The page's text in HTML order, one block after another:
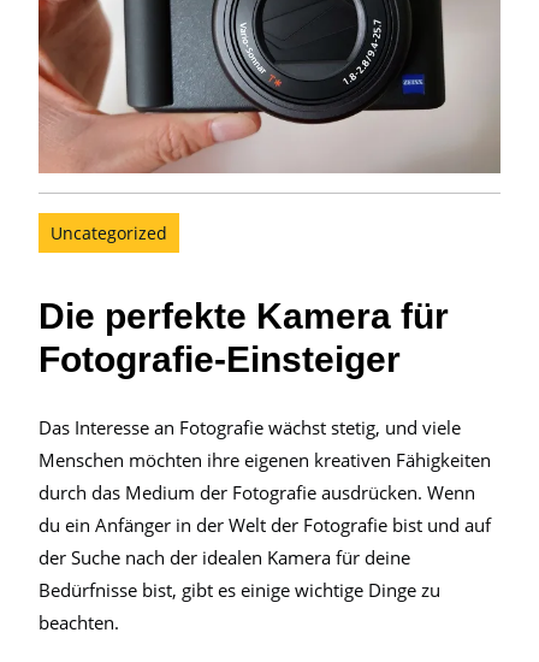
Uncategorized
Die perfekte Kamera für
Fotografie-Einsteiger
Das Interesse an Fotografie wächst stetig, und viele
Menschen möchten ihre eigenen kreativen Fähigkeiten
durch das Medium der Fotografie ausdrücken. Wenn
du ein Anfänger in der Welt der Fotografie bist und auf
der Suche nach der idealen Kamera für deine
Bedürfnisse bist, gibt es einige wichtige Dinge zu
beachten.